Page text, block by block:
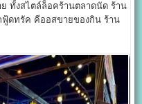
ทั้งสไตล์ล็อคร้านตลาดนัด ร้าน
ดทรัค คีออสขายของกิน ร้าน